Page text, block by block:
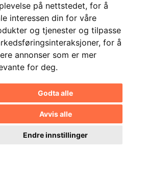
på nettstedet, for å
interessen din for våre
og tjenester og tilpasse
, for å
annonser som er mer
for deg.
Godta alle
Avvis alle
Endre innstillinger
nyhetsbrevet
Personvern